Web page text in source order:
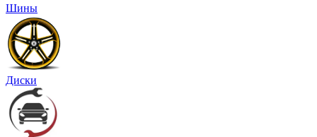
Шины
Диски